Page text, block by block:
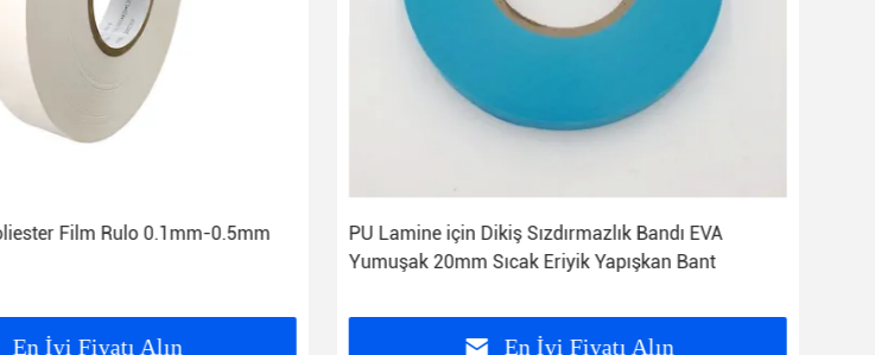
Film Rulo 0.1mm-0.5mm
En İyi Fiyatı Alın
PU Lamine için Dikiş Sızdırmazlık Bandı EVA
Yumuşak 20mm Sıcak Eriyik Yapışkan Bant
En İyi Fiyatı Alın